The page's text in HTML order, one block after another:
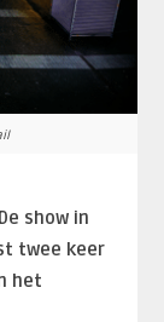
show in
twee keer
het